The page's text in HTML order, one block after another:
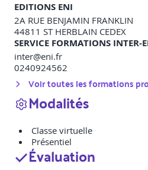
EDITIONS ENI
2A RUE BENJAMIN FRANKLIN
44811 ST HERBLAIN CEDEX
SERVICE FORMATIONS INTER-
inter@eni.fr
0240924562
Voir toutes les formations
Modalités
Classe virtuelle
Présentiel
Évaluation